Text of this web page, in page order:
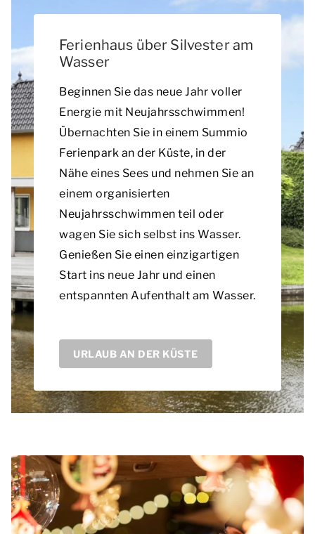
Ferienhaus über Silvester am
Wasser
Beginnen Sie das neue Jahr voller
Energie mit Neujahrsschwimmen!
Übernachten Sie in einem Summio
Ferienpark an der Küste, in der
Nähe eines Sees und nehmen Sie an
einem organisierten
Neujahrsschwimmen teil oder
wagen Sie sich selbst ins Wasser.
Genießen Sie einen einzigartigen
Start ins neue Jahr und einen
entspannten Aufenthalt am Wasser.
URLAUB AN DER KÜSTE